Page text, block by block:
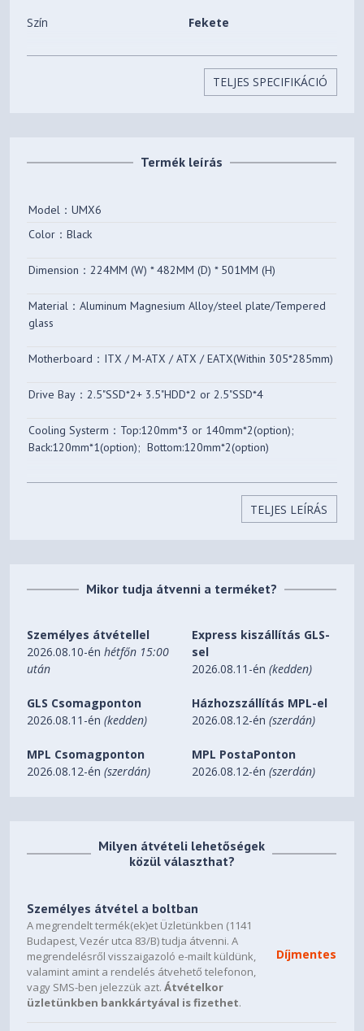
Szín Fekete
Beépíthető HDD-k (3,5")
száma
0 db
Beépíthető
Processzorhűtő maximális
magassága
Videokártya maximális
TELJES SPECIFIKÁCIÓ
Termék leírás
Model：UMX6
Color：Black
Dimension：224MM (W) * 482MM (D) * 501MM (H)
Material：Aluminum Magnesium Alloy/steel plate/Tempered
glass
Motherboard：ITX / M-ATX / ATX / EATX(Within 305*285mm)
Drive Bay：2.5"SSD*2+ 3.5"HDD*2 or 2.5"SSD*4
Cooling Systerm：Top:120mm*3 or 140mm*2(option);
Back:120mm*1(option); Bottom:120mm*2(option)
Water Cooling: Top:240mm*1 or 280mm*1 or
Front IO Port: USB2.0*2 / USB3.0*2 / Type-C*1 /AUDIO*1 /
MIC*1
Expansion Solt：8
Weight：Net 11.7kg
TELJES LEÍRÁS
Mikor tudja átvenni a terméket?
Személyes átvétellel
2026.08.10-énhétfőn 15:00
után
Express kiszállítás GLS-
sel
2026.08.11-én(kedden)
GLS Csomagponton
2026.08.11-én(kedden)
Házhozszállítás MPL-el
2026.08.12-én(szerdán)
MPL Csomagponton
2026.08.12-én(szerdán)
MPL PostaPonton
2026.08.12-én(szerdán)
Milyen átvételi lehetőségek
közül választhat?
Személyes átvétel a boltban
A megrendelt termék(ek)et Üzletünkben (1141
Budapest, Vezér utca 83/B) tudja átvenni. A
megrendelésről visszaigazoló e-mailt küldünk,
valamint amint a rendelés átvehető telefonon,
vagy SMS-ben jelezzük azt.Átvételkor
üzletünkben bankkártyával is fizethet.
Díjmentes